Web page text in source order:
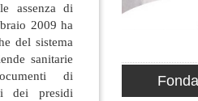
assenza di
2009 ha
del sistema
sanitarie
di
dei presidi